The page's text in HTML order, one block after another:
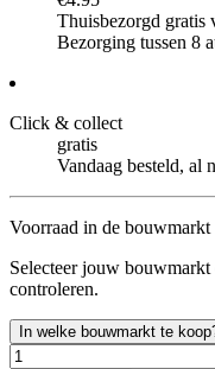
Thuisbezorgd gratis
Bezorging tussen 8
Click & collect
gratis
Vandaag besteld, al
Voorraad in de bouwmarkt
Selecteer jouw
controleren.
In welke bouwmarkt te